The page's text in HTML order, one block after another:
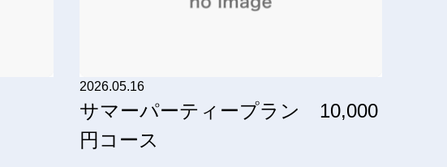
2026.05.16
サマーパーティープラン 10,000
円コース